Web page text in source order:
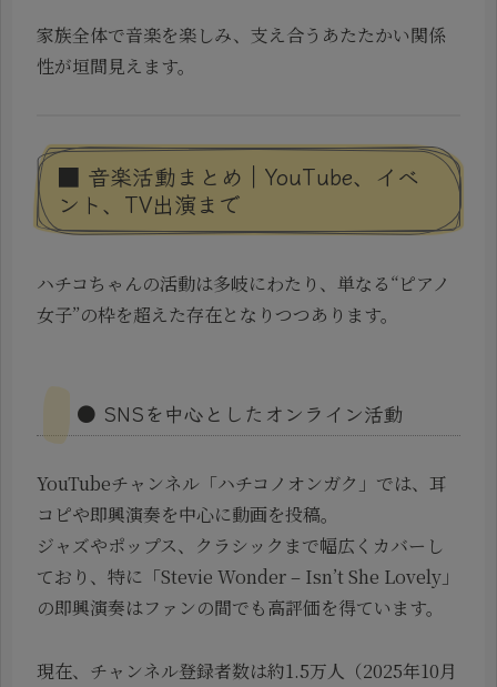
家族全体で音楽を楽しみ、支え合うあたたかい関係
性が垣間見えます。
■ 音楽活動まとめ｜YouTube、イベ
ント、TV出演まで
ハチコちゃんの活動は多岐にわたり、単なる“ピアノ
女子”の枠を超えた存在となりつつあります。
● SNSを中心としたオンライン活動
YouTubeチャンネル「ハチコノオンガク」では、耳
コピや即興演奏を中心に動画を投稿。
ジャズやポップス、クラシックまで幅広くカバーし
ており、特に「Stevie Wonder – Isn’t She Lovely」
の即興演奏はファンの間でも高評価を得ています。
現在、チャンネル登録者数は約1.5万人（2025年10月